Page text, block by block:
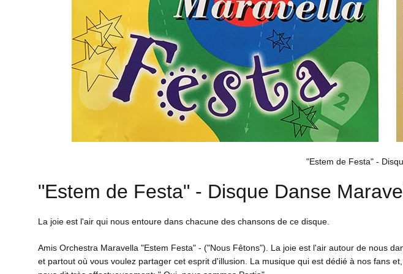
"Estem de Festa" -
"Estem de Festa" - Disque Danse
La joie est l'air qui nous entoure dans chacune des chansons de ce disque.
Amis Orchestra Maravella "Estem Festa" - ("Nous Fêtons") . La joie est l'air autour de nous
et partout où vous voulez partager cet esprit d'illusion. La musique qui est dédié à nos fans